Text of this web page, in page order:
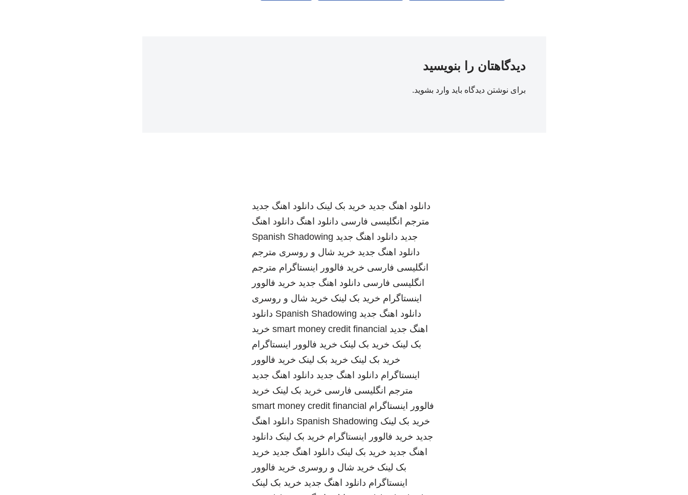
دیدگاهتان را بنویسید
برای نوشتن دیدگاه باید وارد بشوید.
دانلود اهنگ جدید خرید بک لینک دانلود اهنگ جدید
مترجم انگلیسی فارسی دانلود اهنگ دانلود اهنگ
جدید دانلود اهنگ جدید Spanish Shadowing
دانلود اهنگ جدید خرید شال و روسری مترجم
انگلیسی فارسی خرید فالوور اینستاگرام مترجم
انگلیسی فارسی دانلود اهنگ جدید خرید فالوور
اینستاگرام خرید بک لینک خرید شال و روسری
دانلود اهنگ جدید Spanish Shadowing دانلود
اهنگ جدید smart money credit financial خرید
بک لینک خرید بک لینک خرید فالوور اینستاگرام
خرید بک لینک خرید بک لینک خرید فالوور
اینستاگرام دانلود اهنگ جدید دانلود اهنگ جدید
مترجم انگلیسی فارسی خرید بک لینک خرید
فالوور اینستاگرام smart money credit financial
خرید بک لینک Spanish Shadowing دانلود اهنگ
جدید خرید فالوور اینستاگرام خرید بک لینک دانلود
اهنگ جدید خرید بک لینک دانلود اهنگ جدید خرید
بک لینک خرید شال و روسری خرید فالوور
اینستاگرام دانلود اهنگ جدید خرید بک لینک